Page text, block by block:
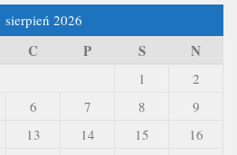
sierpień 2026
C P S N
1
2
6 7 8
9
13 14 15
16